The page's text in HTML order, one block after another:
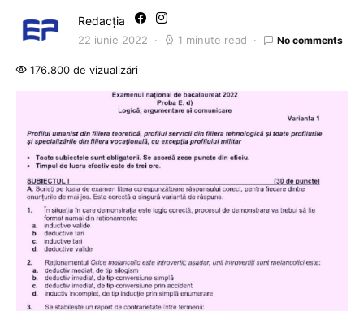
Redacția
22 iunie 2022 1 minute read No comments
176.800 de vizualizări